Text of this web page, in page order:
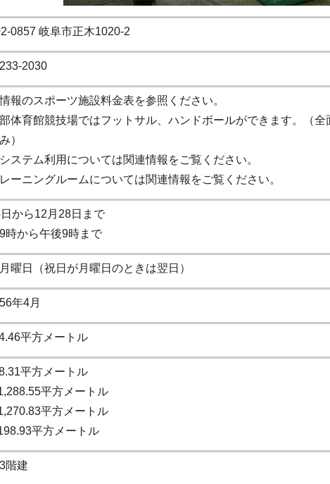
0857 岐阜市正木1020-2
2030
報のスポーツ施設料金表を参照ください。
体育館競技場ではフットサル、ハンドボールができます。（全
）
ステム利用については関連情報をご覧ください。
ーニングルームについては関連情報をご覧ください。
から12月28日まで
時から午後9時まで
曜日（祝日が月曜日のときは翌日）
年4月
平方メートル
平方メートル
平方メートル
平方メートル
平方メートル
階建